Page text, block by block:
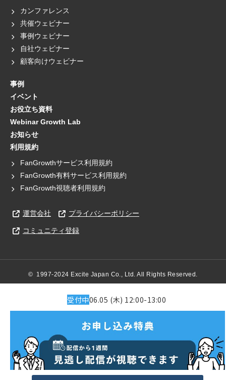
受付中06.05 (木) 12:00-13:00
カンファレンス
共催ウェビナー
事例ウェビナー
自社ウェビナー
顧客向けウェビナー
事例
イベント
お役立ち資料
Webinar Growth Lab
お知らせ
利用規約
FanGrowthサービス利用規約
FanGrowth有料サービス利用規約
FanGrowth視聴者利用規約
運営会社 プライバシーポリシー
コミュニティ登録
©  1997-2024 Excite Japan Co., Ltd. All Rights Reserved.